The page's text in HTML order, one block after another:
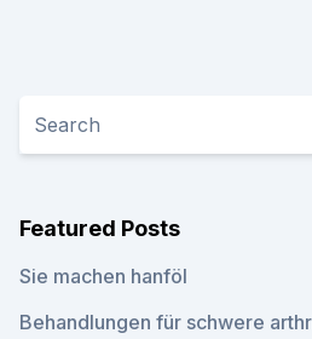
Featured Posts
Sie machen hanföl
Behandlungen für schwere